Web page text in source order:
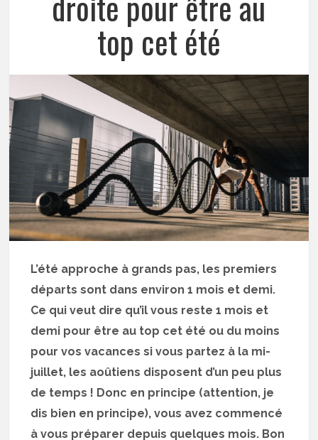
top cet été
L’été approche à grands pas, les premiers
départs sont dans environ 1 mois et demi.
Ce qui veut dire qu’il vous reste 1 mois et
demi pour être au top cet été ou du moins
pour vos vacances si vous partez à la mi-
juillet, les aoûtiens disposent d’un peu plus
de temps ! Donc en principe (attention, je
dis bien en principe), vous avez commencé
à vous préparer depuis quelques mois. Bon